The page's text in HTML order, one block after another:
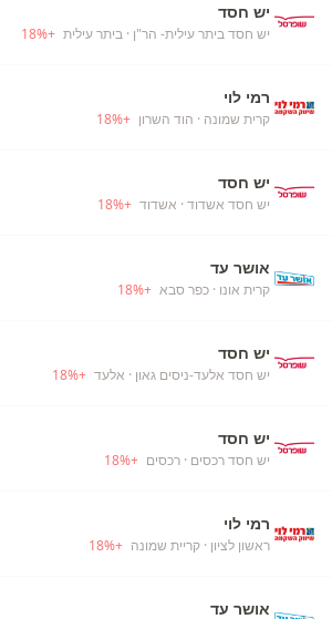
יש חסד
יש חסד ביתר עילית- הר"ן · ביתר עילית +
18%
רמי לוי
קרית שמונה · הוד השרון +
18%
יש חסד
יש חסד אשדוד · אשדוד +
18%
אושר עד
קרית אונו · כפר סבא +
18%
יש חסד
יש חסד אלעד-ניסים גאון · אלעד +
18%
יש חסד
יש חסד רכסים · רכסים +
18%
רמי לוי
ראשון לציון · קריית שמונה +
18%
אושר עד